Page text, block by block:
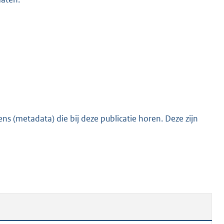
(metadata) die bij deze publicatie horen. Deze zijn